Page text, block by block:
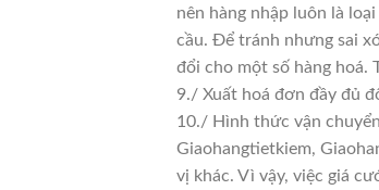
nên hàng nhập luôn là
cầu. Để tránh nhưng sai
đổi cho một số hàng hoá.
9./ Xuất hoá đơn đầy đủ
10./ Hình thức vận
Giaohangtietkiem,
vị khác. Vì vậy, việc giá